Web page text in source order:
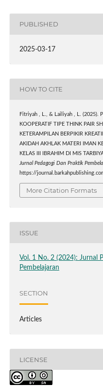
PUBLISHED
2025-03-17
HOW TO CITE
Fitriyah , L., & Lailiyah , L. (2025).
KOOPERATIF TIPE THINK PAIR
KETERAMPILAN BERPIKIR
AKIDAH AKHLAK MATERI IMAN
KELAS III IBRAHIM DI MIS
Jurnal Pedagogi Dan Praktik
https://
More Citation Formats
ISSUE
Vol. 1 No. 2 (2024): Jurnal
Pembelajaran
SECTION
Articles
LICENSE